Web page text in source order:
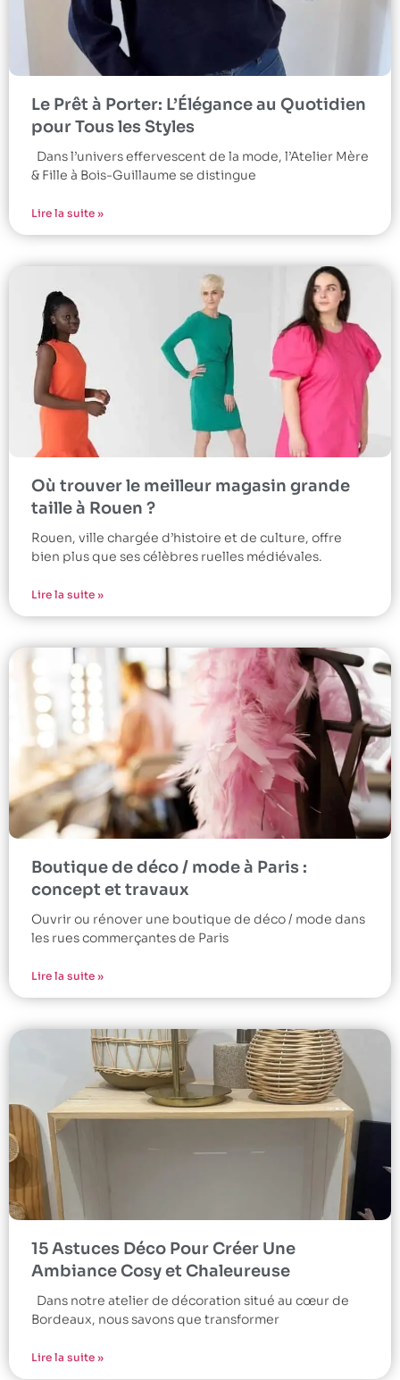
Le Prêt à Porter: L’Élégance au Quotidien
pour Tous les Styles
Dans l’univers effervescent de la mode, l’Atelier Mère
& Fille à Bois-Guillaume se distingue
Lire la suite »
Où trouver le meilleur magasin grande
taille à Rouen ?
Rouen, ville chargée d’histoire et de culture, offre
bien plus que ses célèbres ruelles médiévales.
Lire la suite »
Boutique de déco / mode à Paris :
concept et travaux
Ouvrir ou rénover une boutique de déco / mode dans
les rues commerçantes de Paris
Lire la suite »
15 Astuces Déco Pour Créer Une
Ambiance Cosy et Chaleureuse
Dans notre atelier de décoration situé au cœur de
Bordeaux, nous savons que transformer
Lire la suite »